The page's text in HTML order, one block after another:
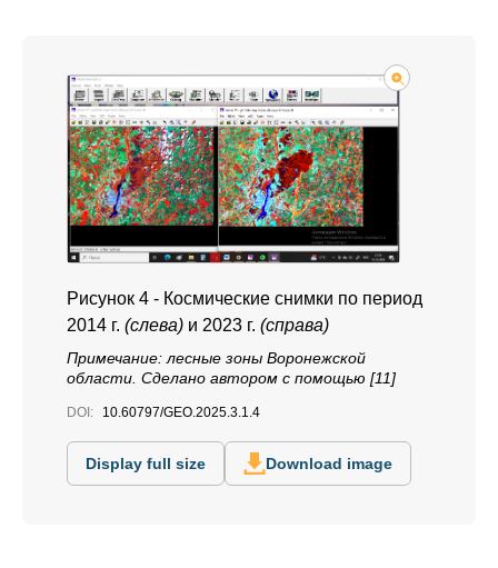
Рисунок 4 - Космические снимки по период
2014 г. (слева) и 2023 г. (справа)
Примечание: лесные зоны Воронежской
области. Сделано автором с помощью [11]
DOI: 10.60797/GEO.2025.3.1.4
Display full size Download image